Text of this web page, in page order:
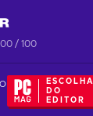
/ 100
ESCOLHA
DO
EDITOR